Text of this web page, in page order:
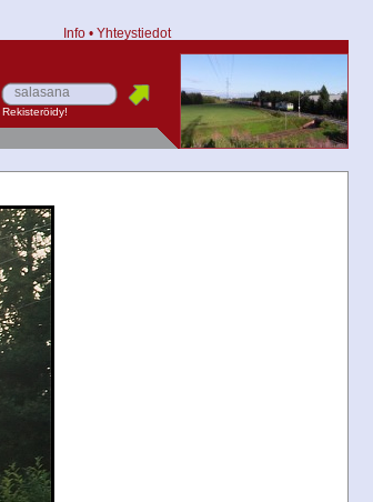
Info • Yhteystiedot
Rekisteröidy!